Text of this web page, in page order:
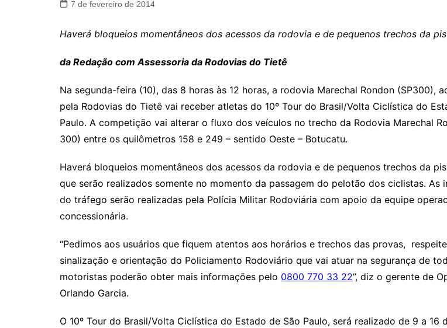
7 de fevereiro de 2014
Haverá bloqueios momentâneos dos acessos da rodovia e de pequenos trechos da
da Redação com Assessoria da Rodovias do Tietê
Na segunda-feira (10), das 8 horas às 12 horas, a rodovia Marechal Rondon (SP300),
pela Rodovias do Tietê vai receber atletas do 10º Tour do Brasil/Volta Ciclística do
Paulo. A competição vai alterar o fluxo dos veículos no trecho da Rodovia Marechal
300) entre os quilômetros 158 e 249 – sentido Oeste – Botucatu.
Haverá bloqueios momentâneos dos acessos da rodovia e de pequenos trechos da
que serão realizados somente no momento da passagem do pelotão dos ciclistas. As
do tráfego serão realizadas pela Polícia Militar Rodoviária com apoio da equipe
concessionária.
“Pedimos aos usuários que fiquem atentos aos horários e trechos das provas,
sinalização e orientação do Policiamento Rodoviário que vai atuar na segurança de
motoristas poderão obter mais informações pelo 0800 770 33 22”, diz o gerente de
Orlando Garcia.
O 10º Tour do Brasil/Volta Ciclística do Estado de São Paulo, será realizado de 9 a 16